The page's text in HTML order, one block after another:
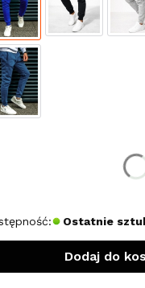
Ostatnie
Dodaj do